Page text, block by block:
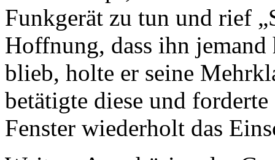
Funkgerät zu tun und rief
Hoffnung, dass ihn
blieb, holte er seine
betätigte diese und
Fenster wiederholt das